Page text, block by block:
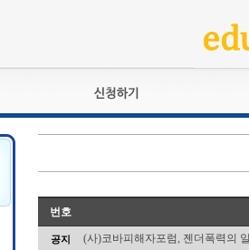
교육훈련
자격심사
자격복원
번호
공지 (사)코바피해자포럼, 젠더폭력의